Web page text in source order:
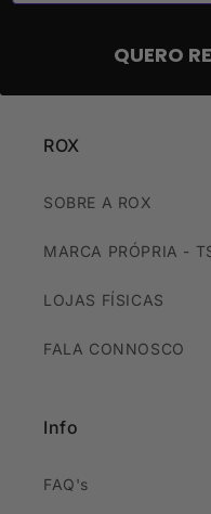
QUERO
ROX
SOBRE A ROX
MARCA PRÓPRIA -
LOJAS FÍSICAS
FALA CONNOSCO
Info
FAQ's